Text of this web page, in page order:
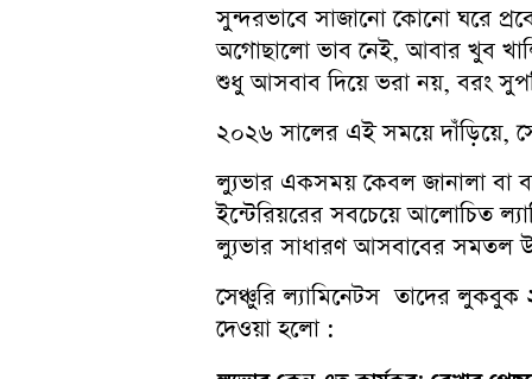
সুন্দরভাবে সাজানো কোনো ঘরে
অগোছালো ভাব নেই, আবার খুব
শুধু আসবাব দিয়ে ভরা নয়, বরং
২০২৬ সালের এই সময়ে দাঁড়িয়ে,
ল্যুভার একসময় কেবল জানালা বা
ইন্টেরিয়রের সবচেয়ে আলোচিত
ল্যুভার সাধারণ আসবাবের সমতল
সেঞ্চুরি ল্যামিনেটস তাদের লুকবুক
দেওয়া হলো :